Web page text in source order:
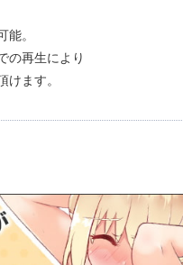
。
の再生により
ます。